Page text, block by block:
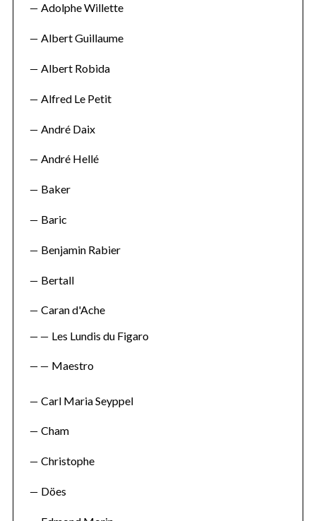
Adolphe Willette
Albert Guillaume
Albert Robida
Alfred Le Petit
André Daix
André Hellé
Baker
Baric
Benjamin Rabier
Bertall
Caran d'Ache
Les Lundis du Figaro
Maestro
Carl Maria Seyppel
Cham
Christophe
Döes